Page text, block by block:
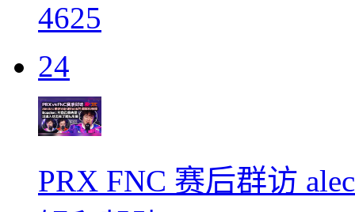
4625
24
PRX FNC 赛后群访